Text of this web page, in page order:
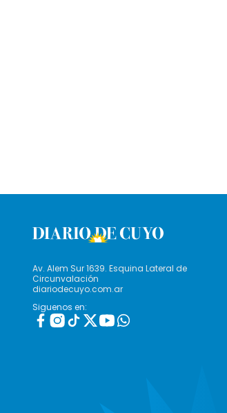
Av. Alem Sur 1639. Esquina Lateral de
Circunvalación
diariodecuyo.com.ar
Siguenos en: